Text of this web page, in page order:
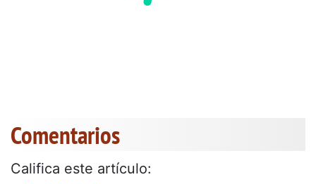
Comentarios
Califica este artículo: